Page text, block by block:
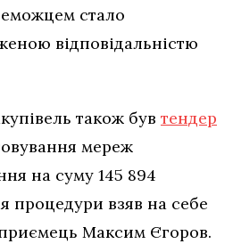
стало
відповідальністю
також був тендер
мереж
на суму 145 894
процедури взяв на себе
Максим Єгоров.